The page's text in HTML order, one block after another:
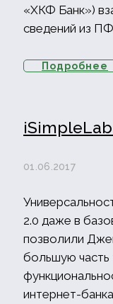
«ХКФ Банк»)
сведений из
Подробнее
01.06.2017
2.0 даже в
позволили
большую часть
интернет-